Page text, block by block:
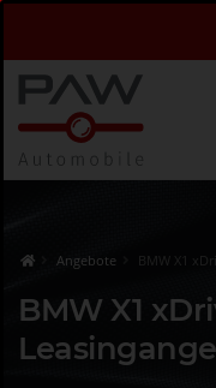
Angebote BMW X1
BMW X1